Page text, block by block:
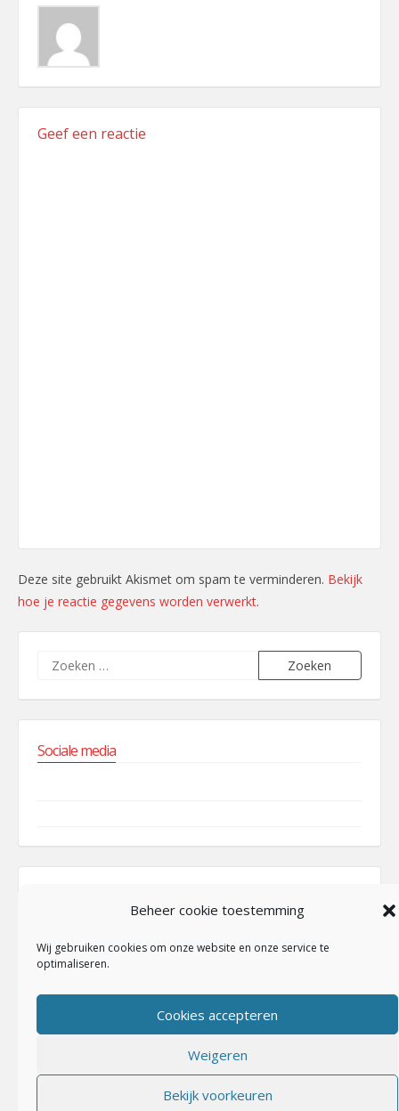
Beheer cookie toestemming
Wij gebruiken cookies om onze website en onze service te
optimaliseren.
Cookies accepteren
Weigeren
Bekijk voorkeuren
Geef een reactie
Deze site gebruikt Akismet om spam te verminderen. Bekijk
hoe je reactie gegevens worden verwerkt.
Zoeken
naar:
Sociale media